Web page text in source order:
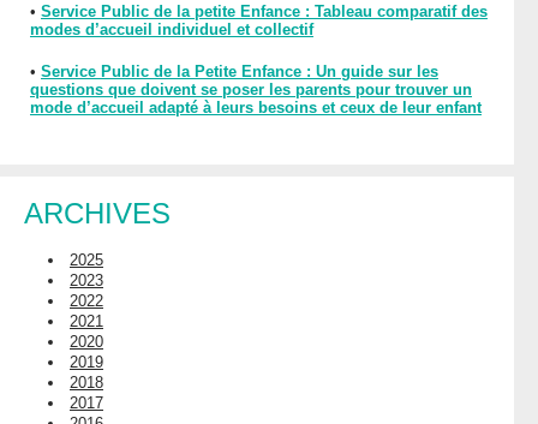
• Service Public de la petite Enfance : Tableau comparatif des
modes d’accueil individuel et collectif
• Service Public de la Petite Enfance : Un guide sur les
questions que doivent se poser les parents pour trouver un
mode d’accueil adapté à leurs besoins et ceux de leur enfant
ARCHIVES
2025
2023
2022
2021
2020
2019
2018
2017